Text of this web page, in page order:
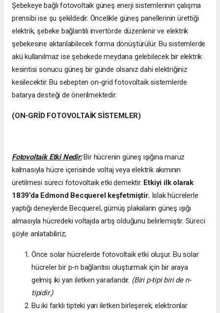
Şebekeye bağlı fotovoltaik güneş enerji sistemlerinin çalışma
prensibi ise şu şekildedir. Öncelikle güneş panellerinin ürettiği
elektrik, şebeke bağlantılı invertörde düzenlenir ve elektrik
şebekesine aktarılabilecek forma dönüştürülür. Bu sistemlerde
akü kullanılmaz ise şebekede meydana gelebilecek bir elektrik
kesintisi sonucu güneş bir günde olsanız dahi elektriğiniz
kesilecektir. Bu sebepten on-grid fotovoltaik sistemlerde
batarya desteği de önerilmektedir.
(ON-GRİD FOTOVOLTAİK SİSTEMLER)
Fotovoltaik Etki Nedir:Bir hücrenin güneş ışığına maruz
kalmasıyla hücre içerisinde voltaj veya elektrik akımının
üretilmesi süreci fotovoltaik etki demektir. Etkiyi ilk olarak
1839’da Edmond Becquerel keşfetmiştir. Islak hücrelerle
yaptığı deneylerde Becquerel, gümüş plakaların güneş ışığı
almasıyla hücredeki voltajda artış olduğunu belirlemiştir. Süreci
şöyle anlatabiliriz;
Önce solar hücrelerde fotovoltaik etki oluşur. Bu solar
hücreler bir p-n bağlantısı oluşturmak için bir araya
gelmiş iki yarı iletken yararlandır. (Biri p-tipi biri de n-
tipidir.)
Bu iki farklı tipteki yarı iletken birleşerek, elektronlar